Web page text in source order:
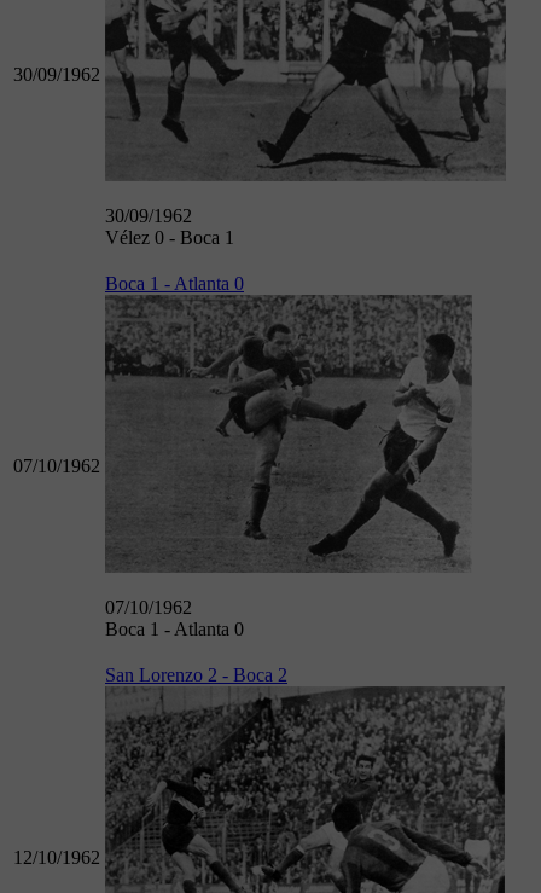
30/09/1962
30/09/1962
Vélez 0 - Boca 1
07/10/1962
Boca 1 - Atlanta 0
07/10/1962
Boca 1 - Atlanta 0
12/10/1962
San Lorenzo 2 - Boca 2